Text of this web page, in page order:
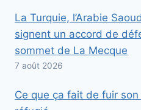
La Turquie, l’Arabie
signent un accord de
sommet de La Mecque
7 août 2026
Ce que ça fait de fuir son